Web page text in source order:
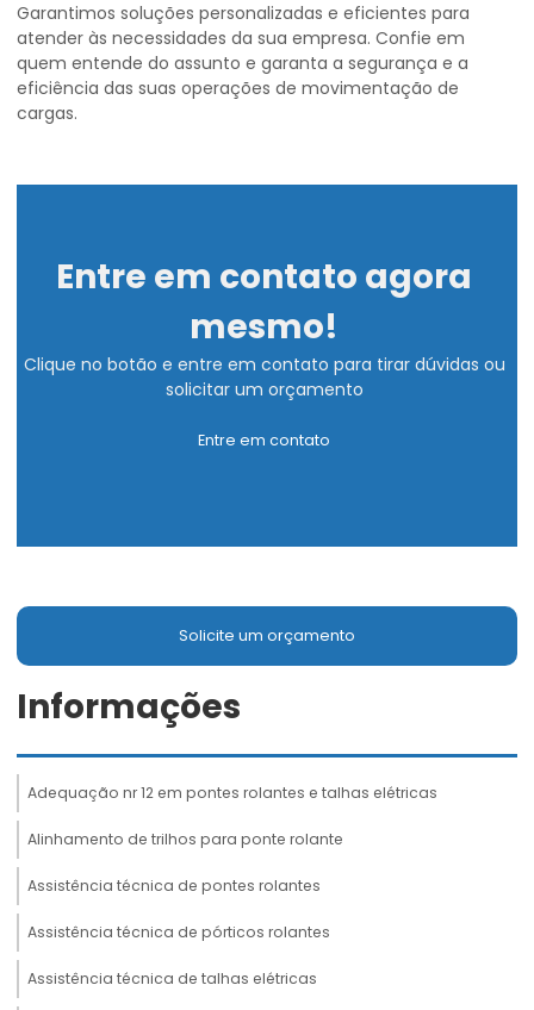
Garantimos soluções personalizadas e eficientes para
atender às necessidades da sua empresa. Confie em
quem entende do assunto e garanta a segurança e a
eficiência das suas operações de movimentação de
cargas.
Entre em contato agora
mesmo!
Clique no botão e entre em contato para tirar dúvidas ou
solicitar um orçamento
Entre em contato
Solicite um orçamento
Informações
Adequação nr 12 em pontes rolantes e talhas elétricas
Alinhamento de trilhos para ponte rolante
Assistência técnica de pontes rolantes
Assistência técnica de pórticos rolantes
Assistência técnica de talhas elétricas